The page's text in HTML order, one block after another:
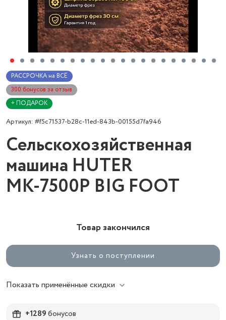
РАССРОЧКА на ВСЁ
300 бонусов за отзыв
+ ПОДАРОК
Артикул: #f5c71537-b28c-11ed-843b-00155d7fa946
Сельскохозяйственная
машина HUTER
МК-7500Р BIG FOOT
Товар закончился
Узнать о поступлении
Показать применённые скидки
+1289бонусов